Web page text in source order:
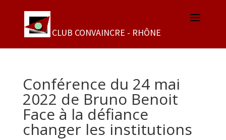
Conférence du 24 mai
2022 de Bruno Benoit
Face à la défiance
changer les institutions